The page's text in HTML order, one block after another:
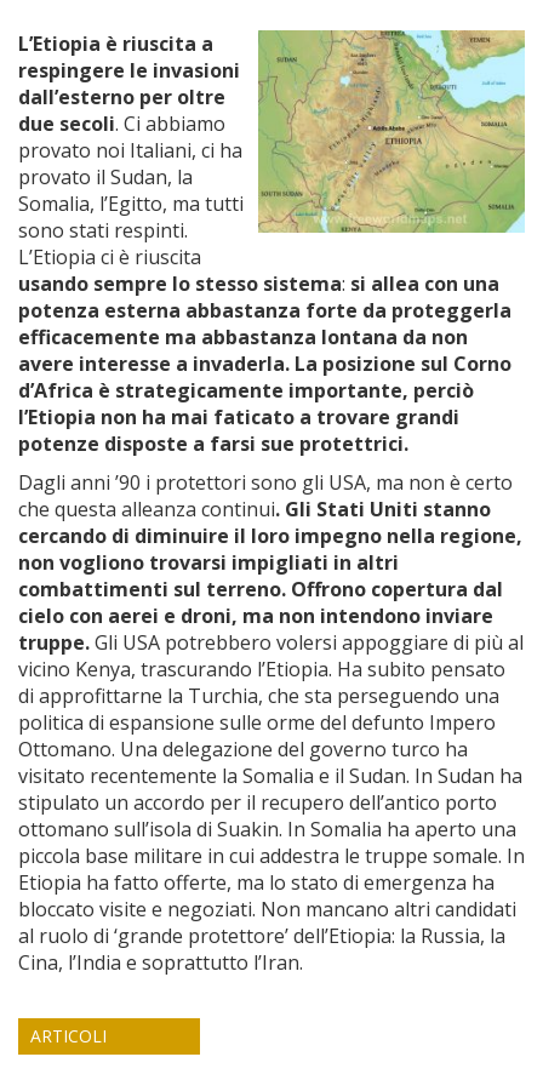
L’Etiopia è riuscita a
respingere le invasioni
dall’esterno per oltre
due secoli. Ci abbiamo
provato noi Italiani, ci ha
provato il Sudan, la
Somalia, l’Egitto, ma tutti
sono stati respinti.
L’Etiopia ci è riuscita
usando sempre lo stesso sistema: si allea con una
potenza esterna abbastanza forte da proteggerla
efficacemente ma abbastanza lontana da non
avere interesse a invaderla. La posizione sul Corno
d’Africa è strategicamente importante, perciò
l’Etiopia non ha mai faticato a trovare grandi
potenze disposte a farsi sue protettrici.
Dagli anni ’90 i protettori sono gli USA, ma non è certo
che questa alleanza continui. Gli Stati Uniti stanno
cercando di diminuire il loro impegno nella regione,
non vogliono trovarsi impigliati in altri
combattimenti sul terreno. Offrono copertura dal
cielo con aerei e droni, ma non intendono inviare
truppe.Gli USA potrebbero volersi appoggiare di più al
vicino Kenya, trascurando l’Etiopia. Ha subito pensato
di approfittarne la Turchia, che sta perseguendo una
politica di espansione sulle orme del defunto Impero
Ottomano. Una delegazione del governo turco ha
visitato recentemente la Somalia e il Sudan. In Sudan ha
stipulato un accordo per il recupero dell’antico porto
ottomano sull’isola di Suakin. In Somalia ha aperto una
piccola base militare in cui addestra le truppe somale. In
Etiopia ha fatto offerte, ma lo stato di emergenza ha
bloccato visite e negoziati. Non mancano altri candidati
al ruolo di ‘grande protettore’ dell’Etiopia: la Russia, la
Cina, l’India e soprattutto l’Iran.
ARTICOLI